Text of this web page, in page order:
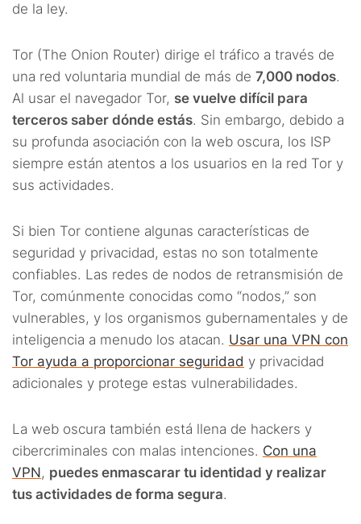
de la ley.
Tor (The Onion Router) dirige el tráfico a través de
una red voluntaria mundial de más de 7,000 nodos.
Al usar el navegador Tor, se vuelve difícil para
terceros saber dónde estás. Sin embargo, debido a
su profunda asociación con la web oscura, los ISP
siempre están atentos a los usuarios en la red Tor y
sus actividades.
Si bien Tor contiene algunas características de
seguridad y privacidad, estas no son totalmente
confiables. Las redes de nodos de retransmisión de
Tor, comúnmente conocidas como “nodos,” son
vulnerables, y los organismos gubernamentales y de
inteligencia a menudo los atacan. Usar una VPN con
Tor ayuda a proporcionar seguridad y privacidad
adicionales y protege estas vulnerabilidades.
La web oscura también está llena de hackers y
cibercriminales con malas intenciones. Con una
VPN, puedes enmascarar tu identidad y realizar
tus actividades de forma segura.